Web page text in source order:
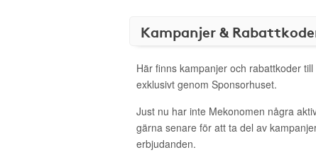
Kampanjer &
Här finns kampanjer och rabattkoder
exklusivt genom Sponsorhuset.
Just nu har inte Mekonomen några
gärna senare för att ta del av
erbjudanden.